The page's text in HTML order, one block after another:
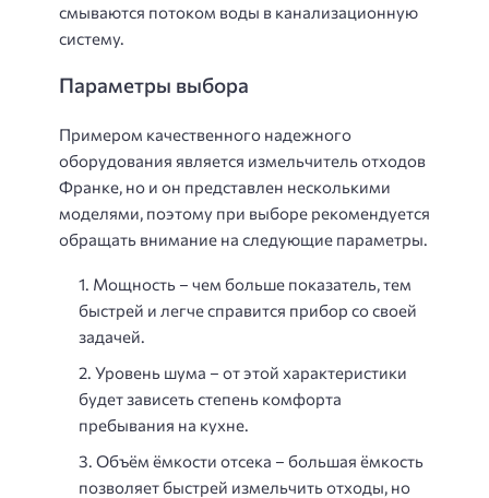
смываются потоком воды в канализационную
систему.
Параметры выбора
Примером качественного надежного
оборудования является измельчитель отходов
Франке, но и он представлен несколькими
моделями, поэтому при выборе рекомендуется
обращать внимание на следующие параметры.
Мощность – чем больше показатель, тем
быстрей и легче справится прибор со своей
задачей.
Уровень шума – от этой характеристики
будет зависеть степень комфорта
пребывания на кухне.
Объём ёмкости отсека – большая ёмкость
позволяет быстрей измельчить отходы, но